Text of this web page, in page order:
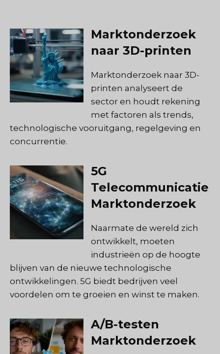
Marktonderzoek
naar 3D-printen
Marktonderzoek naar 3D-
printen analyseert de
sector en houdt rekening
met factoren als trends,
technologische vooruitgang, regelgeving en
concurrentie.
5G
Telecommunicatie
Marktonderzoek
Naarmate de wereld zich
ontwikkelt, moeten
industrieën op de hoogte
blijven van de nieuwe technologische
ontwikkelingen. 5G biedt bedrijven veel
voordelen om te groeien en winst te maken.
A/B-testen
Marktonderzoek